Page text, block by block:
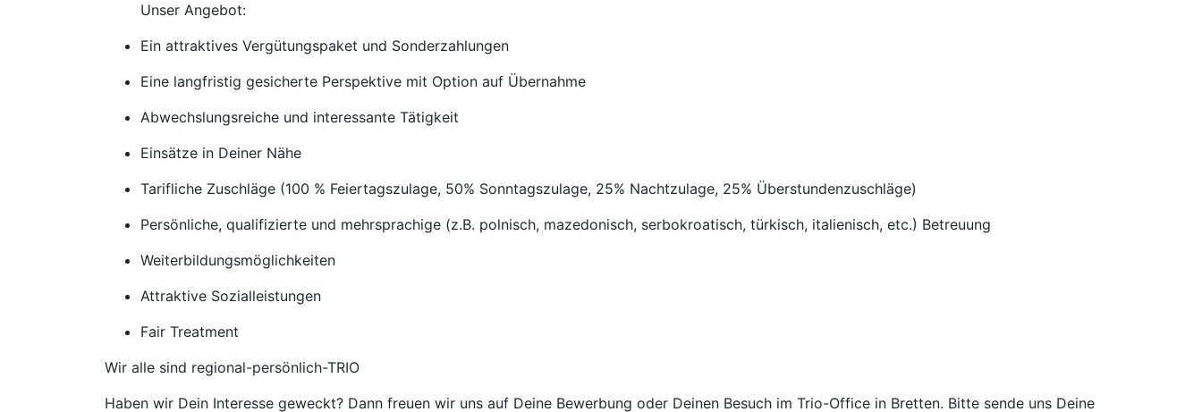
Unser Angebot:
Ein attraktives Vergütungspaket und Sonderzahlungen
Eine langfristig gesicherte Perspektive mit Option auf Übernahme
Abwechslungsreiche und interessante Tätigkeit
Einsätze in Deiner Nähe
Tarifliche Zuschläge (100 % Feiertagszulage, 50% Sonntagszulage, 25% Nachtzulage, 25% Überstundenzuschläge)
Persönliche, qualifizierte und mehrsprachige (z.B. polnisch, mazedonisch, serbokroatisch, türkisch, italienisch, etc.) Betreuung
Weiterbildungsmöglichkeiten
Attraktive Sozialleistungen
Fair Treatment
Wir alle sind regional-persönlich-TRIO
Haben wir Dein Interesse geweckt? Dann freuen wir uns auf Deine Bewerbung oder Deinen Besuch im Trio-Office in Bretten. Bitte sende uns Deine